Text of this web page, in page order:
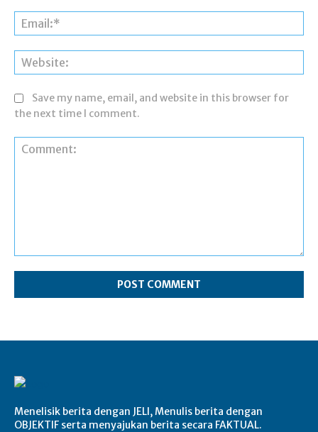
Save my name, email, and website in this browser for
the next time I comment.
Menelisik berita dengan JELI, Menulis berita dengan
OBJEKTIF serta menyajukan berita secara FAKTUAL.